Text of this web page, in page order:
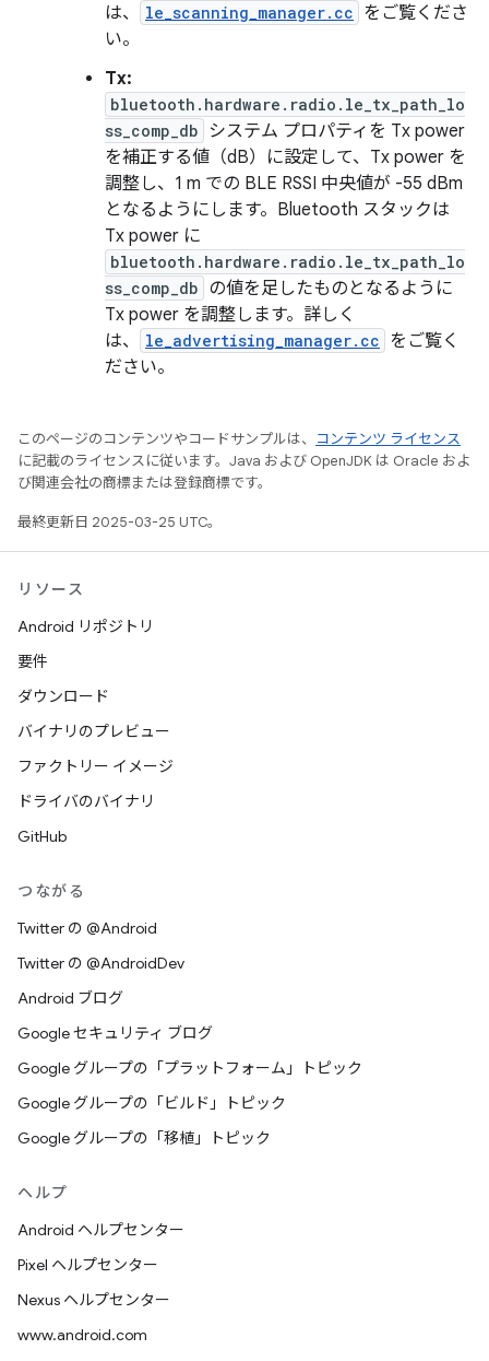
は、
le_scanning_manager.cc をご覧くださ
い。
Tx:
bluetooth.hardware.radio.le_tx_path_lo
ss_comp_db
システム プロパティを Tx power
を補正する値（dB）に設定して、Tx power を
調整し、1 m での BLE RSSI 中央値が -55 dBm
となるようにします。Bluetooth スタックは
Tx power に
bluetooth.hardware.radio.le_tx_path_lo
ss_comp_db の値を足したものとなるように
Tx power を調整します。詳しく
は、
le_advertising_manager.cc をご覧く
ださい。
このページのコンテンツやコードサンプルは、
コンテンツ ライセンス
に記載のライセンスに従います。Java および OpenJDK は Oracle およ
び関連会社の商標または登録商標です。
最終更新日 2025-03-25 UTC。
リソース
Android リポジトリ
要件
ダウンロード
バイナリのプレビュー
ファクトリー イメージ
ドライバのバイナリ
GitHub
つながる
Twitter の @Android
Twitter の @AndroidDev
Android ブログ
Google セキュリティ ブログ
Google グループの「プラットフォーム」トピック
Google グループの「ビルド」トピック
Google グループの「移植」トピック
ヘルプ
Android ヘルプセンター
Pixel ヘルプセンター
Nexus ヘルプセンター
www.android.com